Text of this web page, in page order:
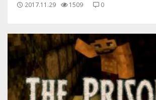
2017.11.29 1509 0